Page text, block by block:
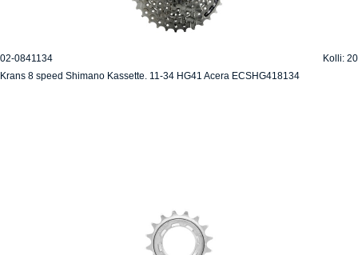
02-0841134
Kolli: 20
Krans 8 speed Shimano Kassette. 11-34 HG41 Acera ECSHG418134